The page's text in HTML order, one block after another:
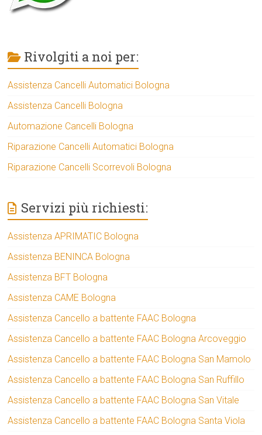
Rivolgiti a noi per:
Assistenza Cancelli Automatici Bologna
Assistenza Cancelli Bologna
Automazione Cancelli Bologna
Riparazione Cancelli Automatici Bologna
Riparazione Cancelli Scorrevoli Bologna
Servizi più richiesti:
Assistenza APRIMATIC Bologna
Assistenza BENINCA Bologna
Assistenza BFT Bologna
Assistenza CAME Bologna
Assistenza Cancello a battente FAAC Bologna
Assistenza Cancello a battente FAAC Bologna Arcoveggio
Assistenza Cancello a battente FAAC Bologna San Mamolo
Assistenza Cancello a battente FAAC Bologna San Ruffillo
Assistenza Cancello a battente FAAC Bologna San Vitale
Assistenza Cancello a battente FAAC Bologna Santa Viola